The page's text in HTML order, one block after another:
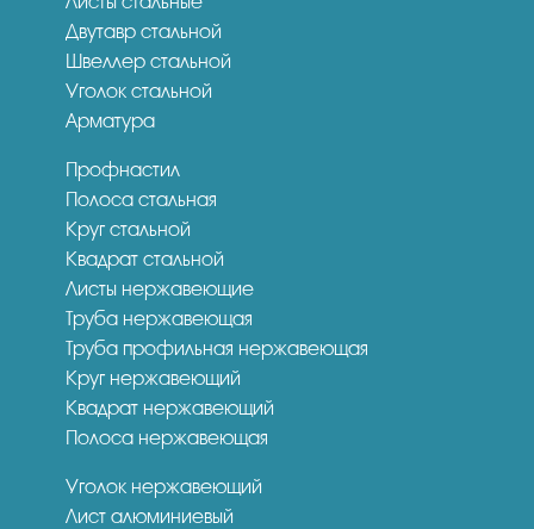
Двутавр стальной
Швеллер стальной
Уголок стальной
Арматура
Профнастил
Полоса стальная
Круг стальной
Квадрат стальной
Листы нержавеющие
Труба нержавеющая
Труба профильная нержавеющая
Круг нержавеющий
Квадрат нержавеющий
Полоса нержавеющая
Уголок нержавеющий
Лист алюминиевый